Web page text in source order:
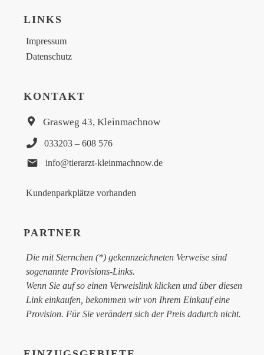
LINKS
Impressum
Datenschutz
KONTAKT
Grasweg 43, Kleinmachnow
033203 – 608 576
info@tierarzt-kleinmachnow.de
Kundenparkplätze vorhanden
PARTNER
Die mit Sternchen (*) gekennzeichneten Verweise sind
sogenannte Provisions-Links.
Wenn Sie auf so einen Verweislink klicken und über diesen
Link einkaufen, bekommen wir von Ihrem Einkauf eine
Provision. Für Sie verändert sich der Preis dadurch nicht.